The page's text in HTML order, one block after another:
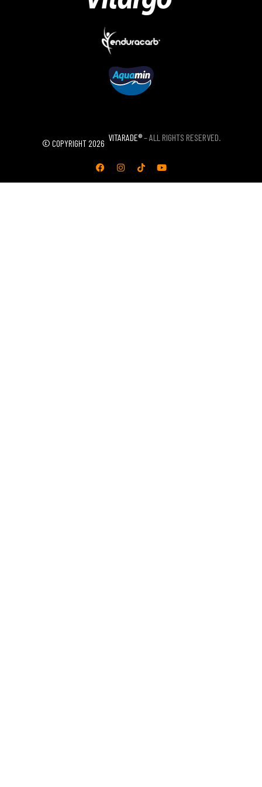
We and selected partners and related companies, use cookies and similar
Accept cookies
© COPYRIGHT2026
VITARADE®– ALL RIGHTS RESERVED.